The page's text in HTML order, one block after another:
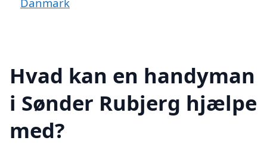
Hvad kan en handyman
i Sønder Rubjerg hjælpe
med?